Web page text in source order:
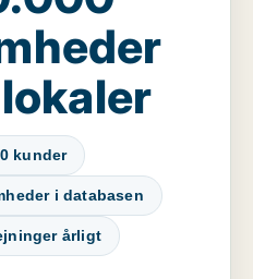
kunder
i databasen
årligt